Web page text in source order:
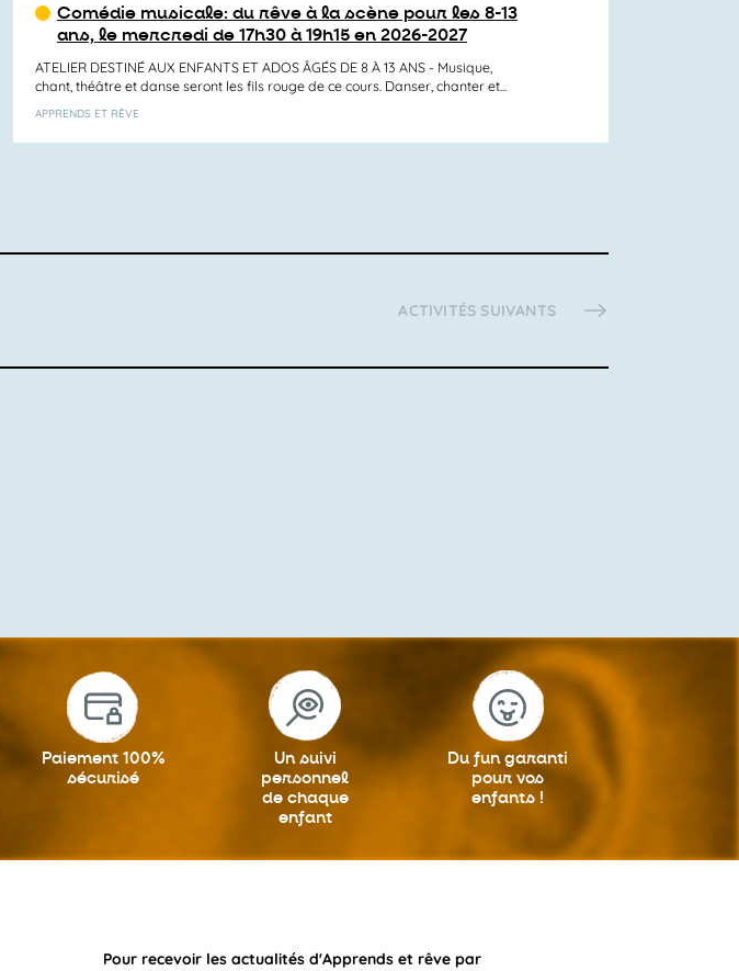
Comédie musicale: du rêve à la scène pour les 8-13
ans, le mercredi de 17h30 à 19h15 en 2026-2027
ATELIER DESTINÉ AUX ENFANTS ET ADOS ÂGÉS DE 8 À 13 ANS - Musique,
chant, théâtre et danse seront les fils rouge de ce cours. Danser, chanter et...
APPRENDS ET RÊVE
ACTIVITÉS SUIVANTS
Paiement 100%
sécurisé
Un suivi
personnel
de chaque
enfant
Du fun garanti
pour vos
enfants !
Pour recevoir les actualités d'Apprends et rêve par